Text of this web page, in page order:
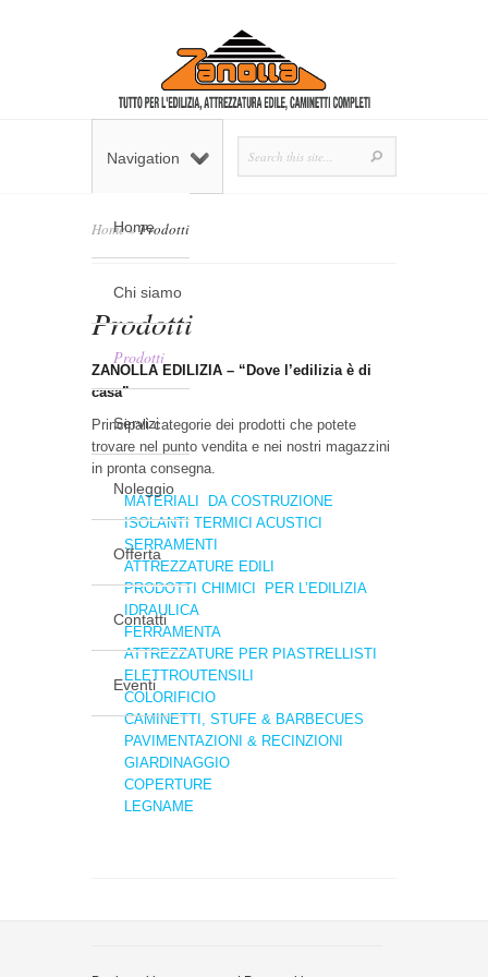
Home
Chi siamo
Prodotti
Servizi
Noleggio
Offerta
Contatti
Eventi
Navigation
Home»Prodotti
Prodotti
ZANOLLA EDILIZIA – “Dove l’edilizia è di
casa”
Principali categorie dei prodotti che potete
trovare nel punto vendita e nei nostri magazzini
in pronta consegna.
MATERIALI DA COSTRUZIONE
ISOLANTI TERMICI ACUSTICI
SERRAMENTI
ATTREZZATURE EDILI
PRODOTTI CHIMICI PER L’EDILIZIA
IDRAULICA
FERRAMENTA
ATTREZZATURE PER PIASTRELLISTI
ELETTROUTENSILI
COLORIFICIO
CAMINETTI, STUFE & BARBECUES
PAVIMENTAZIONI & RECINZIONI
GIARDINAGGIO
COPERTURE
LEGNAME